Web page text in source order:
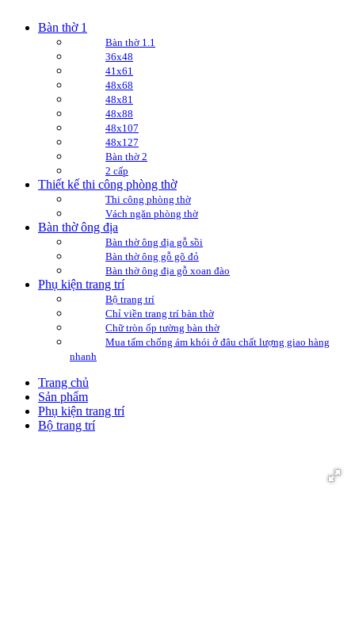
Bàn thờ 1
Bàn thờ 1.1
36x48
41x61
48x68
48x81
48x88
48x107
48x127
Bàn thờ 2
2 cấp
Thiết kế thi công phòng thờ
Thi công phòng thờ
Vách ngăn phòng thờ
Bàn thờ ông địa
Bàn thờ ông địa gỗ sồi
Bàn thờ ông gỗ gõ đỏ
Bàn thờ ông địa gỗ xoan đào
Phụ kiện trang trí
Bộ trang trí
Chỉ viền trang trí bàn thờ
Chữ tròn ốp tường bàn thờ
Mua tấm chống ám khói ở đâu chất lượng giao hàng
nhanh
Trang chủ
Sản phẩm
Phụ kiện trang trí
Bộ trang trí